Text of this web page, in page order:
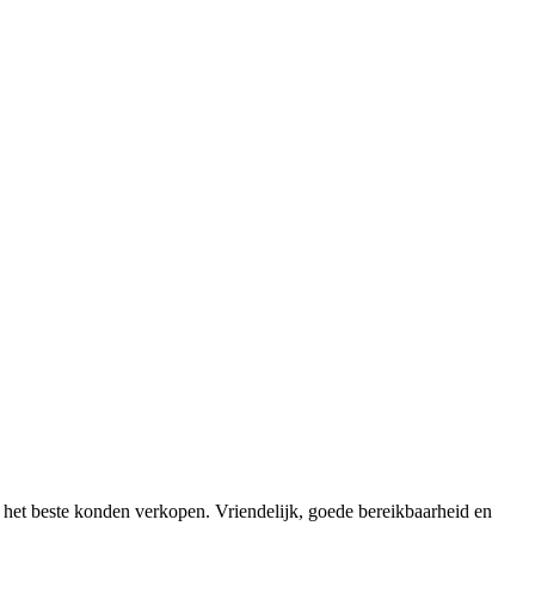
beste konden verkopen. Vriendelijk, goede bereikbaarheid en